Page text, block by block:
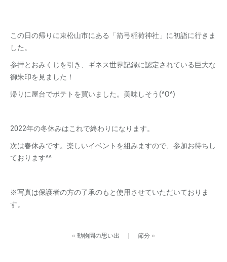
この日の帰りに東松山市にある「箭弓稲荷神社」に初詣に行きま
した。
参拝とおみくじを引き、ギネス世界記録に認定されている巨大な
御朱印を見ました！
帰りに屋台でポテトを買いました。美味しそう(^O^)
2022年の冬休みはこれで終わりになります。
次は春休みです。楽しいイベントを組みますので、参加お待ちし
ております^^
※写真は保護者の方の了承のもと使用させていただいておりま
す。
« 動物園の思い出 節分 »